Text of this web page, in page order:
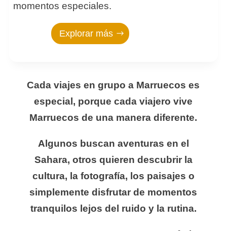
momentos especiales.
Explorar más
Cada viajes en grupo a Marruecos es
especial, porque cada viajero vive
Marruecos de una manera diferente.
Algunos buscan aventuras en el
Sahara, otros quieren descubrir la
cultura, la fotografía, los paisajes o
simplemente disfrutar de momentos
tranquilos lejos del ruido y la rutina.